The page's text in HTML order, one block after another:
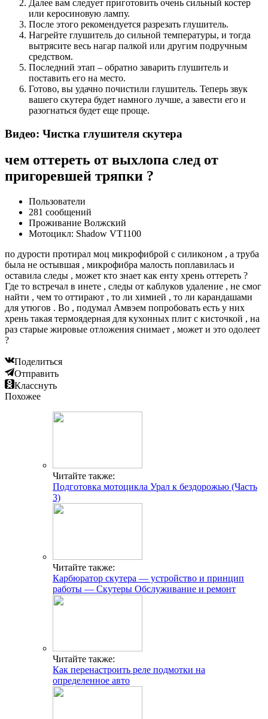
Далее вам следует приготовить очень сильный костер
или керосиновую лампу.
После этого рекомендуется разрезать глушитель.
Нагрейте глушитель до сильной температуры, и тогда
вытрясите весь нагар палкой или другим подручным
средством.
Последний этап – обратно заварить глушитель и
поставить его на место.
Готово, вы удачно почистили глушитель. Теперь звук
вашего скутера будет намного лучше, а завести его и
разогнаться будет еще проще.
Видео: Чистка глушителя скутера
чем оттереть от выхлопа след от
пригоревшей тряпки ?
Пользователи
281 сообщений
Проживание Волжский
Мотоцикл: Shadow VT1100
по дурости протирал моц микрофиброй с силиконом , а труба
была не остывшая , микрофибра малость поплавилась и
оставила следы , может кто знает как енту хрень оттереть ?
Где то встречал в инете , следы от каблуков удаление , не смог
найти , чем то оттирают , то ли химией , то ли карандашами
для утюгов . Во , подумал Амвэем попробовать есть у них
хрень такая термоядерная для кухонных плит с кисточкой , на
раз старые жировые отложения снимает , может и это одолеет
?
Поделиться
Отправить
Класснуть
Похожее
Читайте также:
Подготовка мотоцикла Урал к бездорожью (Часть
3)
Читайте также:
Карбюратор скутера — устройство и принцип
работы — Скутеры Обслуживание и ремонт
Читайте также:
Как перенастроить реле подмотки на
определенное авто